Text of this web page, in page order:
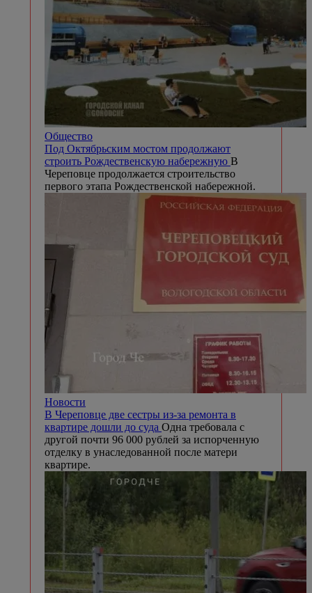
Общество
Под Октябрьским мостом продолжают
строить Рождественскую набережную В
Череповце продолжается строительство
первого этапа Рождественской набережной.
Новости
В Череповце две сестры из-за ремонта в
квартире дошли до суда Одна требовала с
другой почти 96 000 рублей за испорченную
отделку в унаследованной после матери
квартире.